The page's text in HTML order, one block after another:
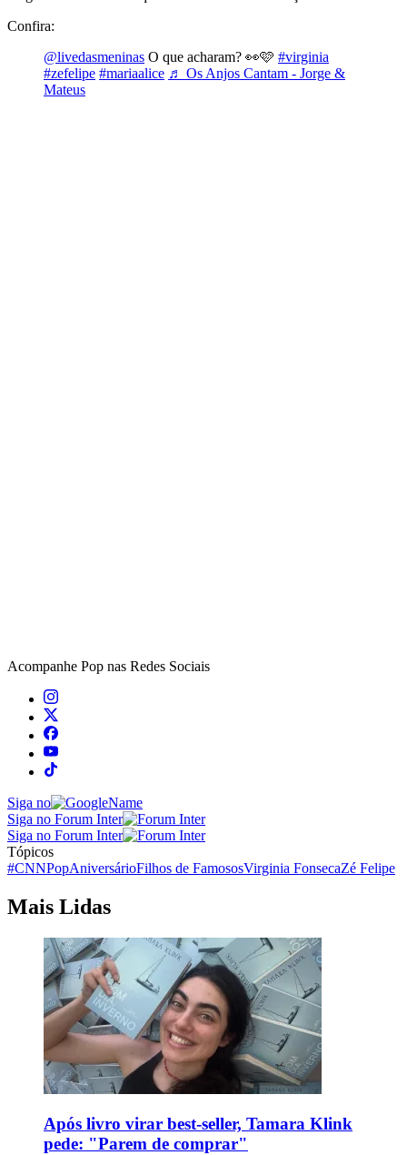
Confira:
@livedasmeninas O que acharam? 👀🩷 #virginia
#zefelipe #mariaalice ♬ Os Anjos Cantam - Jorge &
Mateus
Acompanhe Pop nas Redes Sociais
Siga no
Siga no Forum Inter
Siga no Forum Inter
Tópicos
#CNNPopAniversárioFilhos de FamososVirginia FonsecaZé Felipe
Mais Lidas
Após livro virar best-seller, Tamara Klink
pede: "Parem de comprar"